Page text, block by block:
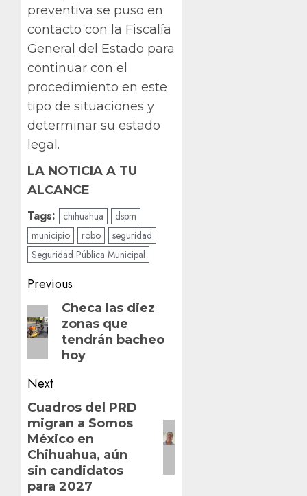
preventiva se puso en
contacto con la Fiscalía
General del Estado para
continuar con el
procedimiento en este
tipo de situaciones y
determinar su estado
legal.
LA NOTICIA A TU
ALCANCE
Tags: chihuahua
dspm
municipio
robo
seguridad
Seguridad Pública Municipal
Post
navigation
Previous
Previous
post:
Checa las diez
zonas que
tendrán bacheo
hoy
Next
Next
post:
Cuadros del PRD
migran a Somos
México en
Chihuahua, aún
sin candidatos
para 2027